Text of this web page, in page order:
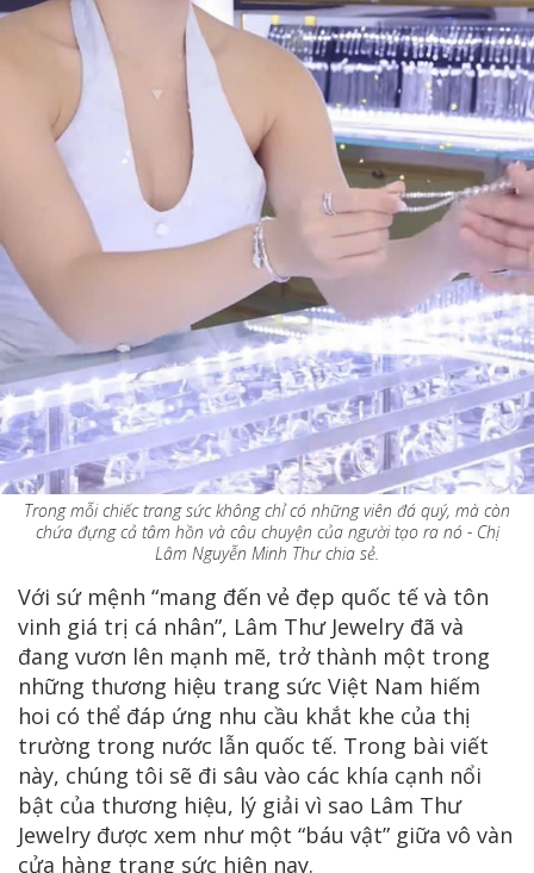
Trong mỗi chiếc trang sức không chỉ có những viên đá quý, mà còn
chứa đựng cả tâm hồn và câu chuyện của người tạo ra nó - Chị
Lâm Nguyễn Minh Thư chia sẻ.
Với sứ mệnh “mang đến vẻ đẹp quốc tế và tôn
vinh giá trị cá nhân”, Lâm Thư Jewelry đã và
đang vươn lên mạnh mẽ, trở thành một trong
những thương hiệu trang sức Việt Nam hiếm
hoi có thể đáp ứng nhu cầu khắt khe của thị
trường trong nước lẫn quốc tế. Trong bài viết
này, chúng tôi sẽ đi sâu vào các khía cạnh nổi
bật của thương hiệu, lý giải vì sao Lâm Thư
Jewelry được xem như một “báu vật” giữa vô vàn
cửa hàng trang sức hiện nay.